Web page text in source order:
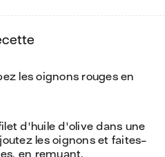
les oignons rouges en
d'huile d'olive dans une
les oignons et faites-
en remuant.